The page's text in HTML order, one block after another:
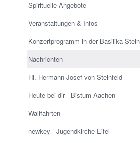
Spirituelle Angebote
Veranstaltungen & Infos
Konzertprogramm in der Basilika
Nachrichten
Hl. Hermann Josef von Steinfeld
Heute bei dir - Bistum Aachen
Wallfahrten
newkey - Jugendkirche Eifel